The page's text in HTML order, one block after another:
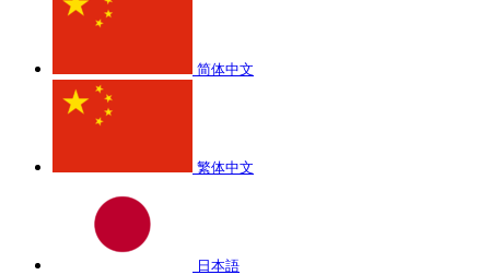
简体中文
繁体中文
日本語